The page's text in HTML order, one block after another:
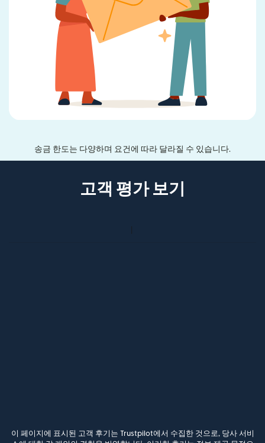
송금 한도는 다양하며 요건에 따라 달라질 수 있습니다.
고객 평가 보기
이 페이지에 표시된 고객 후기는 Trustpilot에서 수집한 것으로, 당사 서비